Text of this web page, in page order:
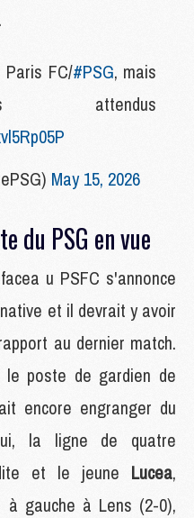
Paris FC/#PSG, mais
attendus
May 15, 2026
du PSG en vue
u PSFC s'annonce
et il devrait y avoir
au dernier match.
le poste de gardien de
encore engranger du
la ligne de quatre
et le jeune Lucea,
à gauche à Lens (2-0),